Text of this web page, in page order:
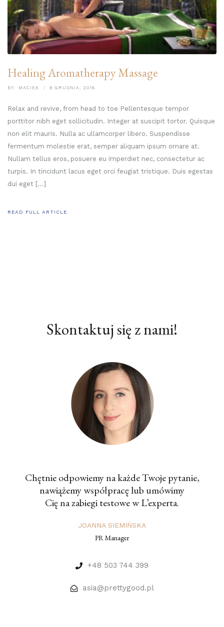
Healing Aromatherapy Massage
BY: MACIEK 9 GRUDNIA, 2018
Relax and revive, from head to toe Pellentesque tempor
porttitor nibh eget sollicitudin. Integer at suscipit tortor. Quisque
non elit mauris. Nulla ac ullamcorper libero. Suspendisse
fermentum molestie erat, semper aliquam ipsum ornare at.
Nullam tellus eros, posuere eu imperdiet nec, consectetur ac
turpis. In tincidunt lacus eget orci feugiat tristique. Duis egestas
dui eget […]
READ FULL ARTICLE
Skontaktuj się z nami!
Chętnie odpowiemy na każde Twoje pytanie,
nawiążemy współpracę lub umówimy
Cię na zabiegi testowe w L’experta.
JOANNA SIEMIŃSKA
PR Manager
+48 503 744 399
asia@prettygood.pl